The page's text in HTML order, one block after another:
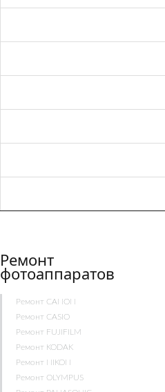
Ремонт
фотоаппаратов
Ремонт CANON
Ремонт CASIO
Ремонт FUJIFILM
Ремонт KODAK
Ремонт NIKON
Ремонт OLYMPUS